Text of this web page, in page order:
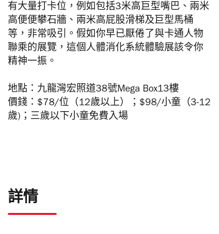
有大量打卡位，例如包括3米高巨型嘴巴、兩米
高便便攀石牆、兩米高屁股滑梯及巨型馬桶
等，非常吸引。假如你早已厭倦了與卡通人物
聯乘的展覽，這個人體消化系統體驗展該令你
精神一振。
地點：九龍灣宏照道38號Mega Box13樓
價錢：$78/位（12歲以上）；$98/小童（3-12
歲)；三歲以下小童免費入場
詳情